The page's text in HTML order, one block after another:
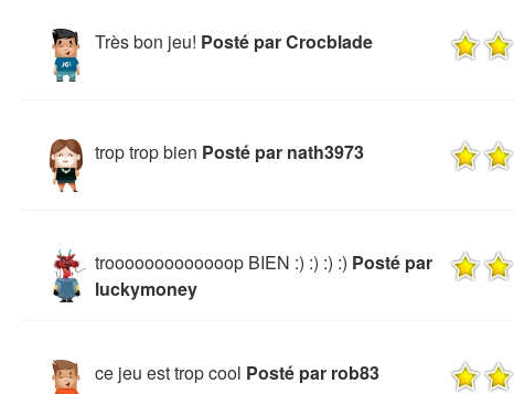
Très bon jeu! Posté par Crocblade
trop trop bien Posté par nath3973
trooooooooooooop BIEN :) :) :) :) Posté par
luckymoney
ce jeu est trop cool Posté par rob83